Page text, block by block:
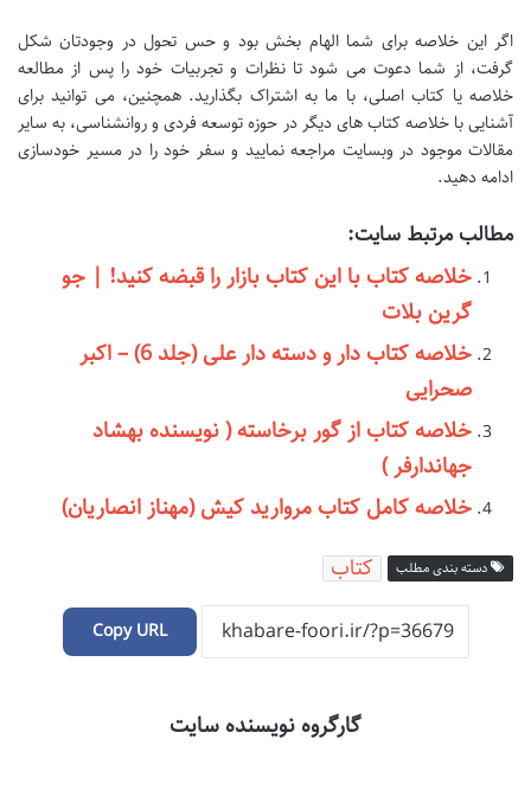
اگر این خلاصه برای شما الهام بخش بود و حس تحول در وجودتان شکل
گرفت، از شما دعوت می شود تا نظرات و تجربیات خود را پس از مطالعه
خلاصه یا کتاب اصلی، با ما به اشتراک بگذارید. همچنین، می توانید برای
آشنایی با خلاصه کتاب های دیگر در حوزه توسعه فردی و روانشناسی، به سایر
مقالات موجود در وبسایت مراجعه نمایید و سفر خود را در مسیر خودسازی
ادامه دهید.
مطالب مرتبط سایت:
خلاصه کتاب با این کتاب بازار را قبضه کنید! | جو
گرین بلات
خلاصه کتاب دار و دسته دار علی (جلد 6) – اکبر
صحرایی
خلاصه کتاب از گور برخاسته ( نویسنده بهشاد
جهاندارفر )
خلاصه کامل کتاب مروارید کیش (مهناز انصاریان)
دسته بندی مطلب کتاب
Copy URL
گارگروه نویسنده سایت